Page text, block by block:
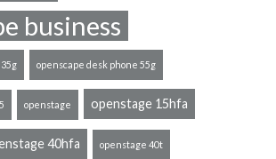
business
openscape desk phone 55g
openstage openstage 15hfa
40hfa openstage 40t